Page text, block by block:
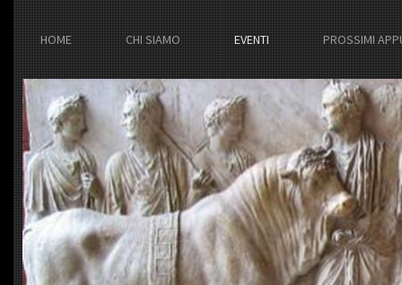
HOME CHI SIAMO EVENTI PROSSIMI